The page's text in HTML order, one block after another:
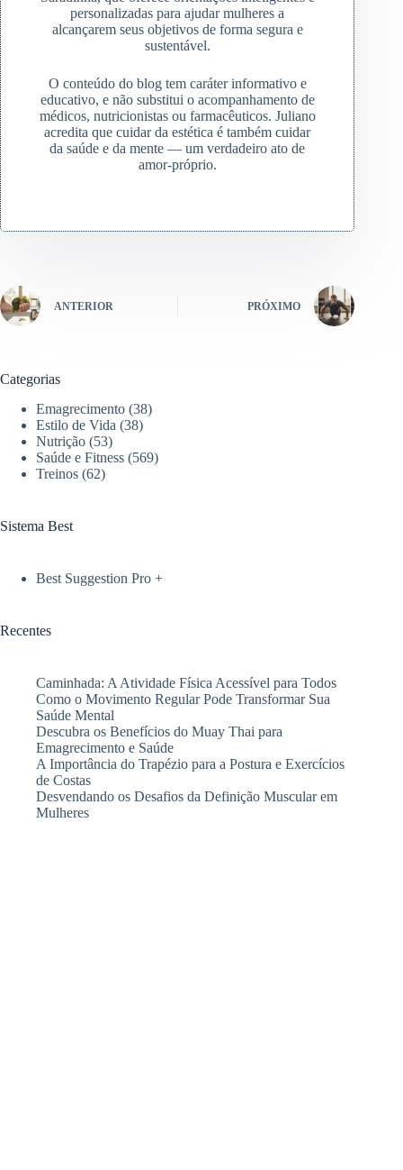
personalizadas para ajudar mulheres a
alcançarem seus objetivos de forma segura e
sustentável.
O conteúdo do blog tem caráter informativo e
educativo, e não substitui o acompanhamento de
médicos, nutricionistas ou farmacêuticos. Juliano
acredita que cuidar da estética é também cuidar
da saúde e da mente — um verdadeiro ato de
amor-próprio.
ANTERIOR PRÓXIMO
Categorias
Emagrecimento (38)
Estilo de Vida (38)
Nutrição (53)
Saúde e Fitness (569)
Treinos (62)
Sistema Best
Best Suggestion Pro +
Recentes
Caminhada: A Atividade Física Acessível para Todos
Como o Movimento Regular Pode Transformar Sua
Saúde Mental
Descubra os Benefícios do Muay Thai para
Emagrecimento e Saúde
A Importância do Trapézio para a Postura e Exercícios
de Costas
Desvendando os Desafios da Definição Muscular em
Mulheres